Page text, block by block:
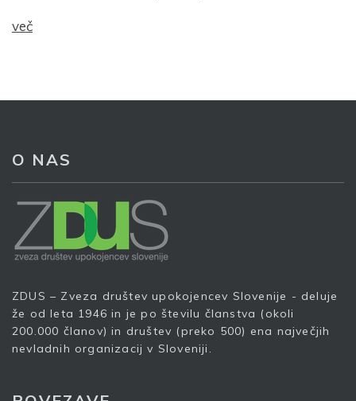
več
O NAS
ZDUS – Zveza društev upokojencev Slovenije - deluje
že od leta 1946 in je po številu članstva (okoli
200.000 članov) in društev (preko 500) ena največjih
nevladnih organizacij v Sloveniji.
S prijavo dovoljujem, da podjetje ZDUS moje osebne
Prijava